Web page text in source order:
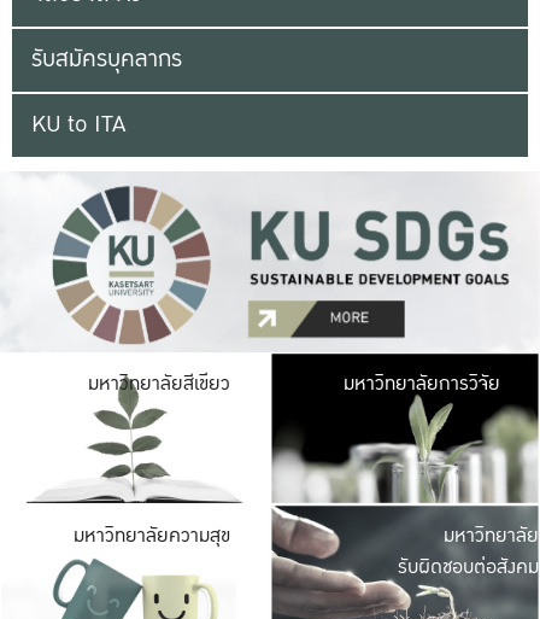
รับสมัครบุคลากร
KU to ITA
มหาวิทยาลัยสีเขียว มหาวิ
มีพื้นที่เขียวสดใส
เป็นป่าในเมือง เกษต
มหาวิทยาลัยการวิจัย
มหาวิทยาลัยความสุข มหาวิ
ค
เปิดประ
และพบเรื่องราวใ
มหาวิทยาลัย
รับผิดชอบต่อสังคม